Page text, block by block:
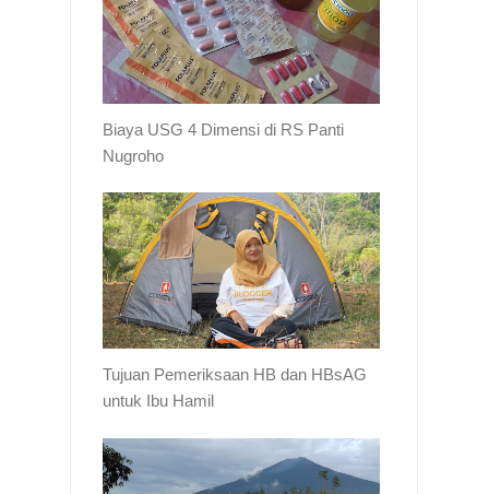
Biaya USG 4 Dimensi di RS Panti
Nugroho
Tujuan Pemeriksaan HB dan HBsAG
untuk Ibu Hamil